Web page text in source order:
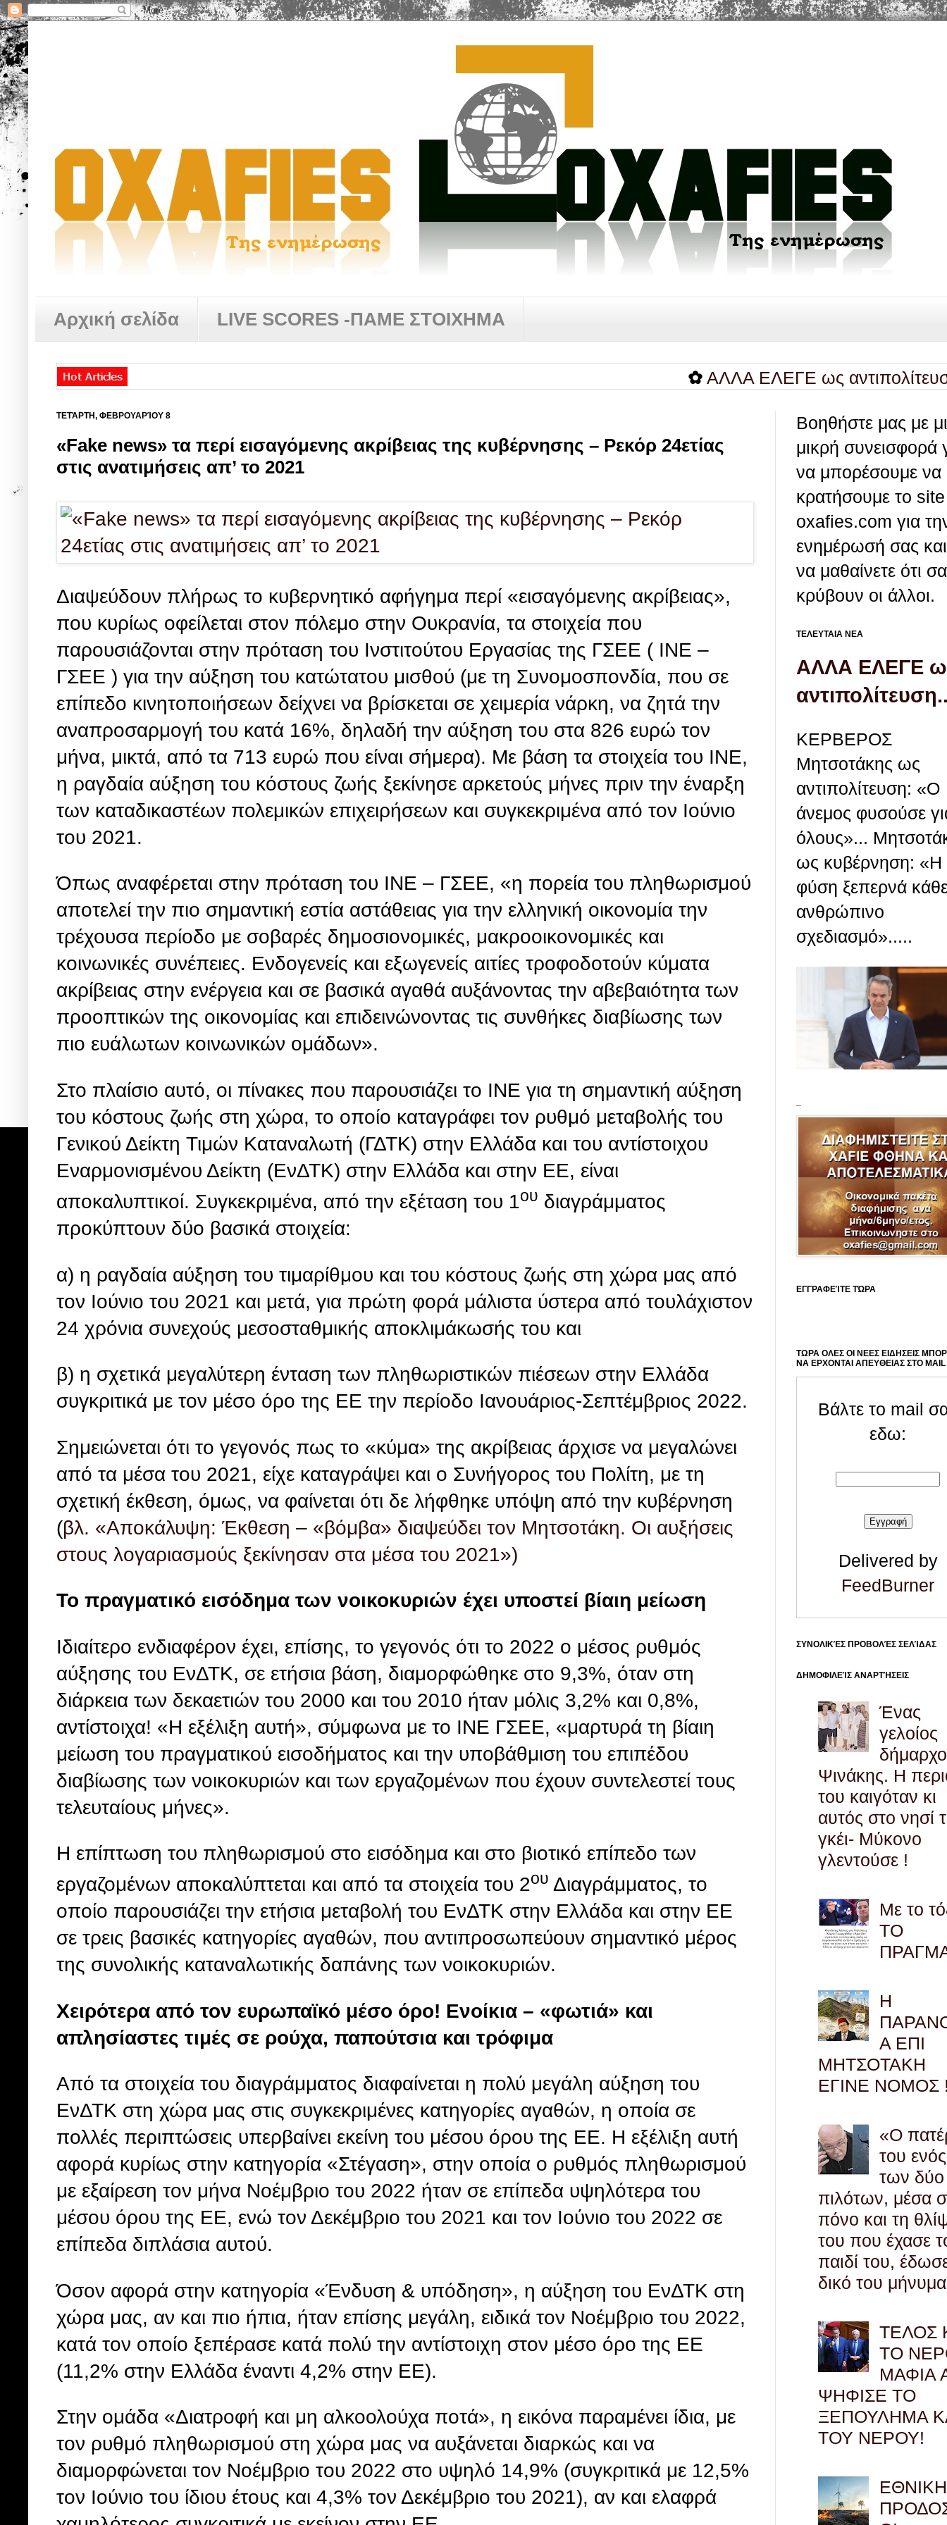
Αρχική σελίδα LIVE SCORES -ΠΑΜΕ ΣΤΟΙΧΗΜΑ
ΑΛΛΑ ΕΛΕΓΕ ως αντιπολίτευση...
ΤΕΤΆΡΤΗ, ΦΕΒΡΟΥΑΡΊΟΥ 8
«Fake news» τα περί εισαγόμενης ακρίβειας της κυβέρνησης – Ρεκόρ 24ετίας
στις ανατιμήσεις απ’ το 2021
Διαψεύδουν πλήρως το κυβερνητικό αφήγημα περί «εισαγόμενης ακρίβειας»,
που κυρίως οφείλεται στον πόλεμο στην Ουκρανία, τα στοιχεία που
παρουσιάζονται στην πρόταση του Ινστιτούτου Εργασίας της ΓΣΕΕ ( ΙΝΕ –
ΓΣΕΕ ) για την αύξηση του κατώτατου μισθού (με τη Συνομοσπονδία, που σε
επίπεδο κινητοποιήσεων δείχνει να βρίσκεται σε χειμερία νάρκη, να ζητά την
αναπροσαρμογή του κατά 16%, δηλαδή την αύξηση του στα 826 ευρώ τον
μήνα, μικτά, από τα 713 ευρώ που είναι σήμερα). Με βάση τα στοιχεία του ΙΝΕ,
η ραγδαία αύξηση του κόστους ζωής ξεκίνησε αρκετούς μήνες πριν την έναρξη
των καταδικαστέων πολεμικών επιχειρήσεων και συγκεκριμένα από τον Ιούνιο
του 2021.
Όπως αναφέρεται στην πρόταση του ΙΝΕ – ΓΣΕΕ, «η πορεία του πληθωρισμού
αποτελεί την πιο σημαντική εστία αστάθειας για την ελληνική οικονομία την
τρέχουσα περίοδο με σοβαρές δημοσιονομικές, μακροοικονομικές και
κοινωνικές συνέπειες. Ενδογενείς και εξωγενείς αιτίες τροφοδοτούν κύματα
ακρίβειας στην ενέργεια και σε βασικά αγαθά αυξάνοντας την αβεβαιότητα των
προοπτικών της οικονομίας και επιδεινώνοντας τις συνθήκες διαβίωσης των
πιο ευάλωτων κοινωνικών ομάδων».
Στο πλαίσιο αυτό, οι πίνακες που παρουσιάζει το ΙΝΕ για τη σημαντική αύξηση
του κόστους ζωής στη χώρα, το οποίο καταγράφει τον ρυθμό μεταβολής του
Γενικού Δείκτη Τιμών Καταναλωτή (ΓΔΤΚ) στην Ελλάδα και του αντίστοιχου
Εναρμονισμένου Δείκτη (ΕνΔΤΚ) στην Ελλάδα και στην ΕΕ, είναι
αποκαλυπτικοί. Συγκεκριμένα, από την εξέταση του 1ου διαγράμματος
προκύπτουν δύο βασικά στοιχεία:
α) η ραγδαία αύξηση του τιμαρίθμου και του κόστους ζωής στη χώρα μας από
τον Ιούνιο του 2021 και μετά, για πρώτη φορά μάλιστα ύστερα από τουλάχιστον
24 χρόνια συνεχούς μεσοσταθμικής αποκλιμάκωσής του και
β) η σχετικά μεγαλύτερη ένταση των πληθωριστικών πιέσεων στην Ελλάδα
συγκριτικά με τον μέσο όρο της ΕΕ την περίοδο Ιανουάριος-Σεπτέμβριος 2022.
Σημειώνεται ότι το γεγονός πως το «κύμα» της ακρίβειας άρχισε να μεγαλώνει
από τα μέσα του 2021, είχε καταγράψει και ο Συνήγορος του Πολίτη, με τη
σχετική έκθεση, όμως, να φαίνεται ότι δε λήφθηκε υπόψη από την κυβέρνηση
(βλ. «Αποκάλυψη: Έκθεση – «βόμβα» διαψεύδει τον Μητσοτάκη. Οι αυξήσεις
στους λογαριασμούς ξεκίνησαν στα μέσα του 2021»)
Το πραγματικό εισόδημα των νοικοκυριών έχει υποστεί βίαιη μείωση
Ιδιαίτερο ενδιαφέρον έχει, επίσης, το γεγονός ότι το 2022 ο μέσος ρυθμός
αύξησης του ΕνΔΤΚ, σε ετήσια βάση, διαμορφώθηκε στο 9,3%, όταν στη
διάρκεια των δεκαετιών του 2000 και του 2010 ήταν μόλις 3,2% και 0,8%,
αντίστοιχα! «Η εξέλιξη αυτή», σύμφωνα με το ΙΝΕ ΓΣΕΕ, «μαρτυρά τη βίαιη
μείωση του πραγματικού εισοδήματος και την υποβάθμιση του επιπέδου
διαβίωσης των νοικοκυριών και των εργαζομένων που έχουν συντελεστεί τους
τελευταίους μήνες».
Η επίπτωση του πληθωρισμού στο εισόδημα και στο βιοτικό επίπεδο των
εργαζομένων αποκαλύπτεται και από τα στοιχεία του 2ου Διαγράμματος, το
οποίο παρουσιάζει την ετήσια μεταβολή του ΕνΔΤΚ στην Ελλάδα και στην ΕΕ
σε τρεις βασικές κατηγορίες αγαθών, που αντιπροσωπεύουν σημαντικό μέρος
της συνολικής καταναλωτικής δαπάνης των νοικοκυριών.
Χειρότερα από τον ευρωπαϊκό μέσο όρο! Ενοίκια – «φωτιά» και
απλησίαστες τιμές σε ρούχα, παπούτσια και τρόφιμα
Από τα στοιχεία του διαγράμματος διαφαίνεται η πολύ μεγάλη αύξηση του
ΕνΔΤΚ στη χώρα μας στις συγκεκριμένες κατηγορίες αγαθών, η οποία σε
πολλές περιπτώσεις υπερβαίνει εκείνη του μέσου όρου της ΕΕ. Η εξέλιξη αυτή
αφορά κυρίως στην κατηγορία «Στέγαση», στην οποία ο ρυθμός πληθωρισμού
με εξαίρεση τον μήνα Νοέμβριο του 2022 ήταν σε επίπεδα υψηλότερα του
μέσου όρου της ΕΕ, ενώ τον Δεκέμβριο του 2021 και τον Ιούνιο του 2022 σε
επίπεδα διπλάσια αυτού.
Όσον αφορά στην κατηγορία «Ένδυση & υπόδηση», η αύξηση του ΕνΔΤΚ στη
χώρα μας, αν και πιο ήπια, ήταν επίσης μεγάλη, ειδικά τον Νοέμβριο του 2022,
κατά τον οποίο ξεπέρασε κατά πολύ την αντίστοιχη στον μέσο όρο της ΕΕ
(11,2% στην Ελλάδα έναντι 4,2% στην ΕΕ).
Στην ομάδα «Διατροφή και μη αλκοολούχα ποτά», η εικόνα παραμένει ίδια, με
τον ρυθμό πληθωρισμού στη χώρα μας να αυξάνεται διαρκώς και να
διαμορφώνεται τον Νοέμβριο του 2022 στο υψηλό 14,9% (συγκριτικά με 12,5%
τον Ιούνιο του ίδιου έτους και 4,3% τον Δεκέμβριο του 2021), αν και ελαφρά
Βοηθήστε μας με
μικρή συνεισφορά
να μπορέσουμε να
κρατήσουμε το site
oxafies.com για
ενημέρωσή σας
να μαθαίνετε ότι
κρύβουν οι άλλοι.
ΤΕΛΕΥΤΑΙΑ ΝΕΑ
ΑΛΛΑ ΕΛΕΓΕ
ΚΕΡΒΕΡΟΣ
Μητσοτάκης ως
αντιπολίτευση: «Ο
άνεμος φυσούσε
όλους»...
ως κυβέρνηση: «Η
φύση ξεπερνά
ανθρώπινο
σχεδιασμό».....
ΕΓΓΡΑΦΕΊΤΕ ΤΏΡΑ
ΤΩΡΑ ΟΛΕΣ ΟΙ ΝΕΕΣ ΕΙΔΗΣΕΙΣ
ΝΑ ΕΡΧΟΝΤΑΙ ΑΠΕΥΘΕΙΑΣ ΣΤΟ
Βάλτε το mail
εδω:
Delivered by
FeedBurner
ΣΥΝΟΛΙΚΈΣ ΠΡΟΒΟΛΈΣ ΣΕΛΊΔΑΣ
ΔΗΜΟΦΙΛΕΊΣ ΑΝΑΡΤΉΣΕΙΣ
Ένας
γελοίος
Ψινάκης. Η
του καιγόταν κι
αυτός στο νησί
γκέι- Μύκονο
γλεντούσε !
Με το
ΤΟ
Η
Α ΕΠΙ
ΜΗΤΣΟΤΑΚΗ
ΕΓΙΝΕ ΝΟΜΟΣ
«Ο
του
των δύο
πιλότων, μέσα
πόνο και τη
του που έχασε
παιδί του,
δικό του μήνυμα
ΤΕΛΟΣ
ΤΟ
ΜΑΦΙΑ
ΨΗΦΙΣΕ ΤΟ
ΞΕΠΟΥΛΗΜΑ
ΤΟΥ ΝΕΡΟΥ!
ΕΘΝΙΚΗ